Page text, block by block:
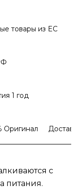
товары из EC
1 год
Оригинал
с
питания.